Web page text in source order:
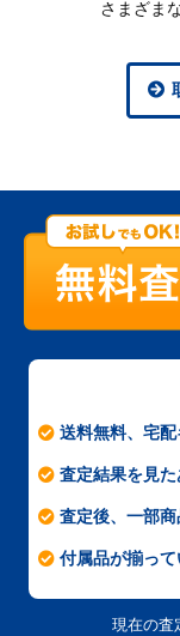
さまざま
送料無料、宅
査定結果を見
査定後、一部
付属品が揃っ
現在の査